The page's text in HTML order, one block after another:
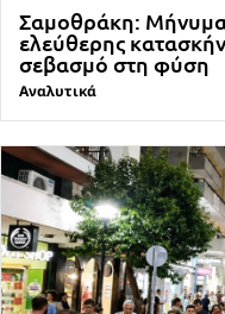
Σαμοθράκη:
ελεύθερης
σεβασμό στη φύση
Αναλυτικά